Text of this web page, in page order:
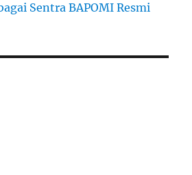
Sentra BAPOMI Resmi